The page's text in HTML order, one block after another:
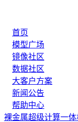
首页
模型广场
镜像社区
数据社区
大客户方案
新闻公告
帮助中心
裸金属超级计算一体